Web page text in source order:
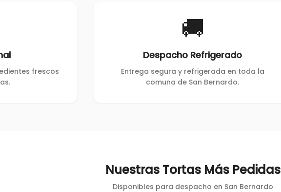
frescos
🚚
Despacho Refrigerado
Entrega segura y refrigerada en toda la
comuna de San Bernardo.
Nuestras Tortas Más Pedidas
Disponibles para despacho en San Bernardo